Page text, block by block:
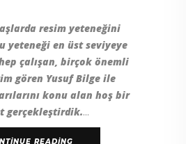
resim yeteneğini
yeteneği en üst seviyeye
çalışan, birçok önemli
gören Yusuf Bilge ile
konu alan hoş bir
gerçekleştirdik.
READING